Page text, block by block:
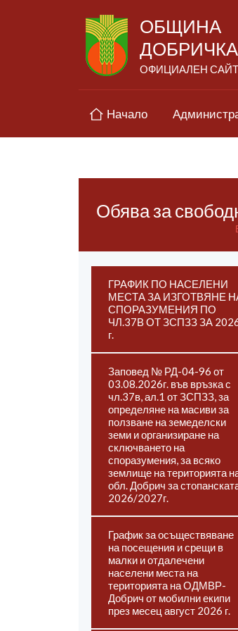
ОБЩИНА
ДОБРИЧКА
ОФИЦИАЛЕН САЙТ
Начало
Обява за
ГРАФИК ПО НАСЕЛЕНИ
МЕСТА ЗА ИЗГОТВЯНЕ
СПОРАЗУМЕНИЯ ПО
ЧЛ.37В ОТ ЗСПЗЗ ЗА
г.
Заповед № РД-04-96 от
03.08.2026г. във връзка с
чл.37в, ал.1 от ЗСПЗЗ, за
определяне на масиви за
ползване на земеделски
земи и организиране на
сключването на
споразумения, за всяко
землище на територията
обл. Добрич за
2026/2027г.
График за осъществяване
на посещения и срещи в
малки и отдалечени
населени места на
територията на ОДМВР-
Добрич от мобилни екипи
през месец август 2026 г.